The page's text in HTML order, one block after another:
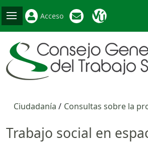
Acceso
Ciudadanía Consultas sobre la
Trabajo social en